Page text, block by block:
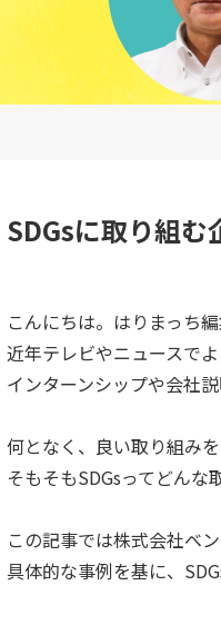
SDGsに取り組む
こんにちは。はりまっち
近年テレビやニュースでよ
インターンシップや会社
何となく、良い取り組み
そもそもSDGsってどんな
この記事では株式会社ベ
具体的な事例を基に、